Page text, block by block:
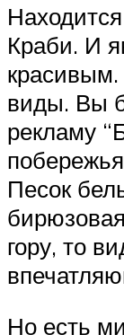
Краби. И
виды. Вы
рекламу
Песок
гору, то
Но есть